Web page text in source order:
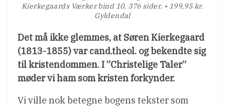
Kierkegaards Værker bind 10. 376 sider. • 199,95 kr.
Gyldendal
Det må ikke glemmes, at Søren Kierkegaard
(1813-1855) var cand.theol. og bekendte sig
til kristendommen. I ”Christelige Taler”
møder vi ham som kristen forkynder.
Vi ville nok betegne bogens tekster som